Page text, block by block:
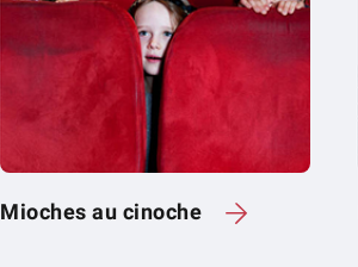
Mioches au cinoche